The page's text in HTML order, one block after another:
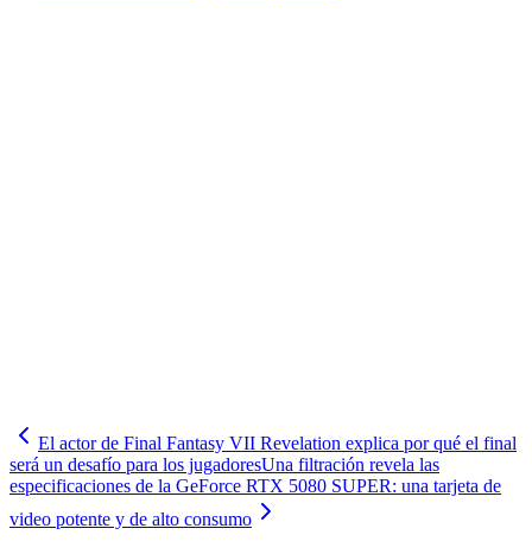
El actor de Final Fantasy VII Revelation explica por qué el final
será un desafío para los jugadoresUna filtración revela las
especificaciones de la GeForce RTX 5080 SUPER: una tarjeta de
video potente y de alto consumo